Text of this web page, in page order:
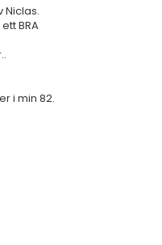
Niclas.
BRA
i min 82.